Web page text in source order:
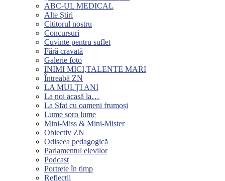
ABC-UL MEDICAL
Alte Știri
Cititorul nostru
Concursuri
Cuvinte pentru suflet
Fără cravată
Galerie foto
INIMI MICI,TALENTE MARI
Întreabă ZN
LA MULŢI ANI
La noi acasă la…
La Sfat cu oameni frumoși
Lume soro lume
Mini-Miss & Mini-Mister
Obiectiv ZN
Odiseea pedagogică
Parlamentul elevilor
Podcast
Portrete în timp
Reflecții